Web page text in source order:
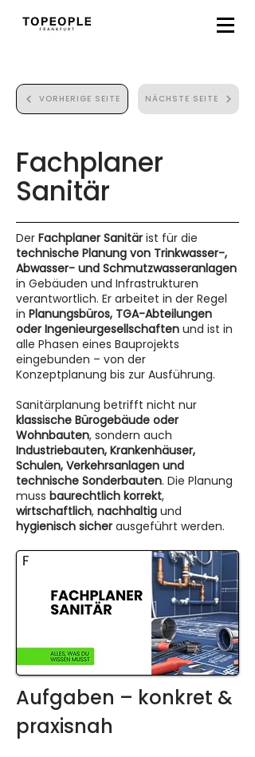
VORHERIGE SEITE NÄCHSTE SEITE
Fachplaner
Sanitär
Der Fachplaner Sanitär ist für die
technische Planung von Trinkwasser-,
Abwasser- und Schmutzwasseranlagen
in Gebäuden und Infrastrukturen
verantwortlich. Er arbeitet in der Regel
in Planungsbüros, TGA-Abteilungen
oder Ingenieurgesellschaften und ist in
alle Phasen eines Bauprojekts
eingebunden – von der
Konzeptplanung bis zur Ausführung.
Sanitärplanung betrifft nicht nur
klassische Bürogebäude oder
Wohnbauten, sondern auch
Industriebauten, Krankenhäuser,
Schulen, Verkehrsanlagen und
technische Sonderbauten. Die Planung
muss baurechtlich korrekt,
wirtschaftlich, nachhaltig und
hygienisch sicher ausgeführt werden.
Aufgaben – konkret &
praxisnah